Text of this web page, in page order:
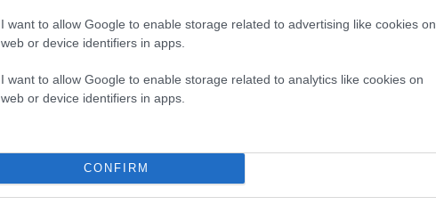
I want to allow Google to enable storage related to advertising like cookies on
web or device identifiers in apps.
I want to allow Google to enable storage related to analytics like cookies on
web or device identifiers in apps.
CONFIRM